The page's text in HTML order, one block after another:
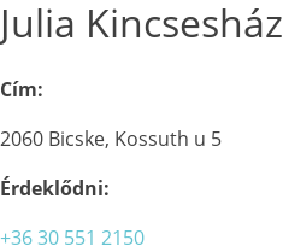
Julia Kincsesház
Cím:
2060 Bicske, Kossuth u 5
Érdeklődni:
+36 30 551 2150